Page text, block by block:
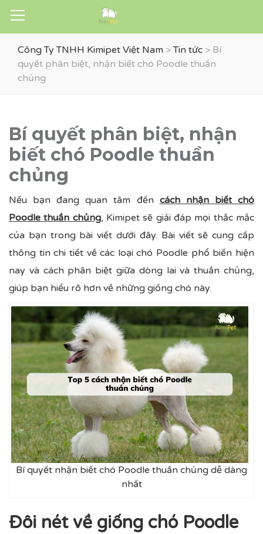
Công Ty TNHH Kimipet Việt Nam >Tin tức > Bí
quyết phân biệt, nhận biết chó Poodle thuần
chủng
Bí quyết phân biệt, nhận
biết chó Poodle thuần
chủng
Nếu bạn đang quan tâm đến cách nhận biết chó
Poodle thuần chủng, Kimipet sẽ giải đáp mọi thắc mắc
của bạn trong bài viết dưới đây. Bài viết sẽ cung cấp
thông tin chi tiết về các loại chó Poodle phổ biến hiện
nay và cách phân biệt giữa dòng lai và thuần chủng,
giúp bạn hiểu rõ hơn về những giống chó này.
Bí quyết nhận biết chó Poodle thuần chủng dễ dàng
nhất
Đôi nét về giống chó Poodle